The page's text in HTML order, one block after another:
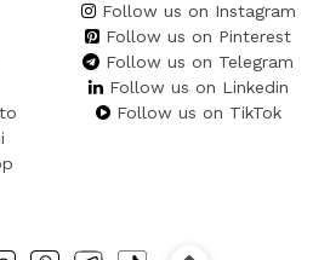
Follow us on Instagram
Follow us on Pinterest
Follow us on Telegram
Follow us on Linkedin
Follow us on TikTok